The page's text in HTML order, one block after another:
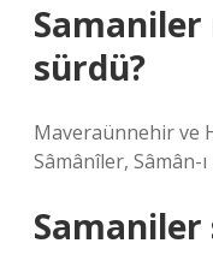
sürdü?
Maveraünnehir ve
Sâmânîler, Sâmân-ı